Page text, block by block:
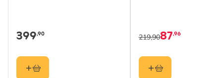
399,90 87,96
219,90